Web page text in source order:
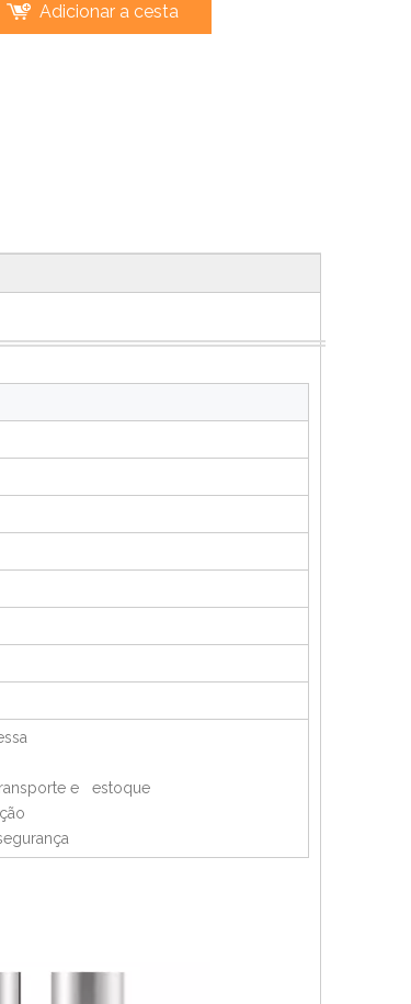
Adicionar a cesta
e estoque